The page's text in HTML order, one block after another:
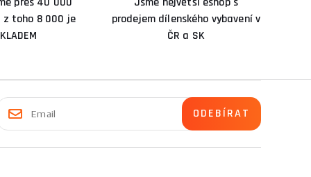
z toho 8 000 je
prodejem dílenského vybavení v
ČR a SK